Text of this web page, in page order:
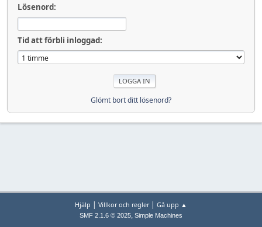
Lösenord:
Tid att förbli inloggad:
Glömt bort ditt lösenord?
Hjälp | Villkor och regler| Gå upp ▲
SMF 2.1.6 © 2025, Simple Machines